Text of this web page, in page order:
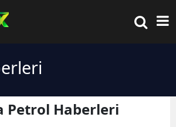
Petrol Haberleri